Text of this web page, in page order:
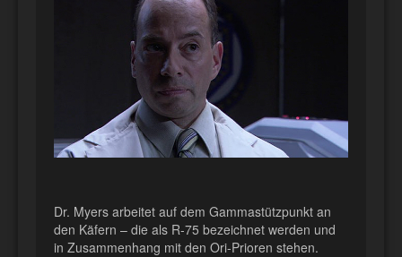
Dr. Myers arbeitet auf dem Gammastützpunkt an
den Käfern – die als R-75 bezeichnet werden und
in Zusammenhang mit den Ori-Prioren stehen.